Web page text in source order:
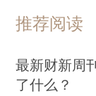
推荐阅读
最新财新周
了什么？